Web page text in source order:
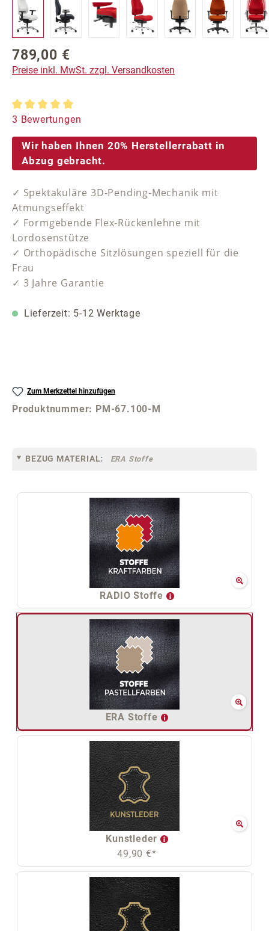
Regulärer Preis:
789,00 €
Preise inkl. MwSt. zzgl. Versandkosten
Durchschnittliche Bewertung von 5 von 5 Sternen
3 Bewertungen
Wir haben Ihnen 20% Herstellerrabatt in
Abzug gebracht.
✓ Spektakuläre 3D-Pending-Mechanik mit
Atmungseffekt
✓ Formgebende Flex-Rückenlehne mit
Lordosenstütze
✓ Orthopädische Sitzlösungen speziell für die
Frau
✓ 3 Jahre Garantie
Lieferzeit: 5-12 Werktage
Zum Merkzettel hinzufügen
Produktnummer: PM-67.100-M
BEZUG MATERIAL: ERA Stoffe
RADIO Stoffe
ERA Stoffe
Kunstleder
49,90 €*